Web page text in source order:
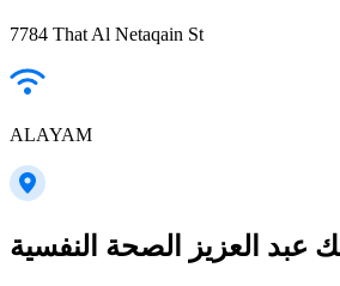
7784 That Al Netaqain St
ALAYAM
عبد العزيز الصحة النفسية